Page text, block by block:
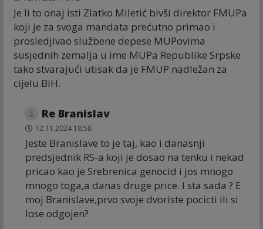
Je li to onaj isti Zlatko Miletić bivši direktor FMUPa
koji je za svoga mandata prećutno primao i
prosledjivao službene depese MUPovima
susjednih zemalja u ime MUPa Republike Srpske
tako stvarajući utisak da je FMUP nadležan za
cijelu BiH.
Re Branislav
12.11.2024 18:58
Jeste Branislave to je taj, kao i danasnji
predsjednik RS-a koji je dosao na tenku i nekad
pricao kao je Srebrenica genocid i jos mnogo
mnogo toga,a danas druge price. I sta sada ? E
moj Branislave,prvo svoje dvoriste pocicti ili si
lose odgojen?